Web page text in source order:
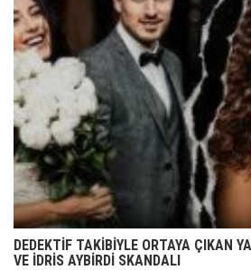
DEDEKTİF TAKİBİYLE ORTAYA ÇIKAN
VE İDRİS AYBİRDİ SKANDALI